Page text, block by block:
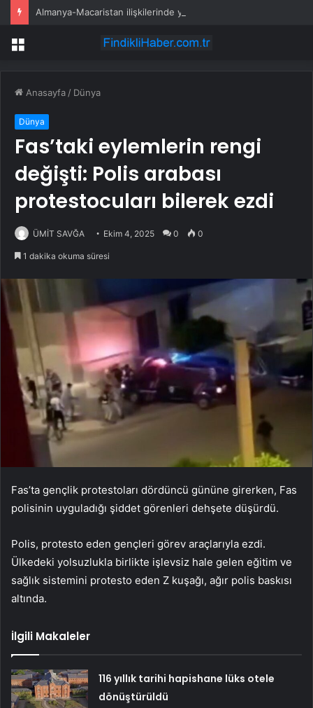
Almanya-Macaristan ilişkilerinde yeni dönem
Menü
Anasayfa / Dünya
Dünya
Fas’taki eylemlerin rengi
değişti: Polis arabası
protestocuları bilerek ezdi
ÜMİT SAVĞA Ekim 4, 2025 0 0
1 dakika okuma süresi
Fas’ta gençlik protestoları dördüncü gününe girerken, Fas
polisinin uyguladığı şiddet görenleri dehşete düşürdü.
Polis, protesto eden gençleri görev araçlarıyla ezdi.
Ülkedeki yolsuzlukla birlikte işlevsiz hale gelen eğitim ve
sağlık sistemini protesto eden Z kuşağı, ağır polis baskısı
altında.
İlgili Makaleler
116 yıllık tarihi hapishane lüks otele
dönüştürüldü